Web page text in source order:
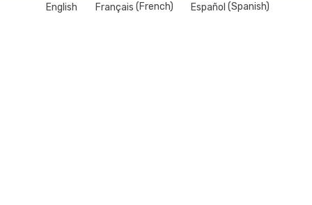
English Français (French) Español (Spanish)